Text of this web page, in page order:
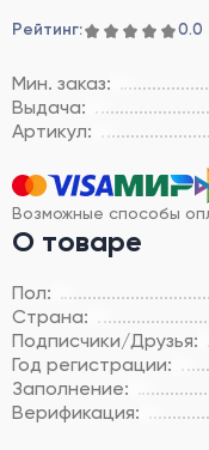
Рейтинг: 0.0
Мин. заказ:
Выдача:
Артикул:
Возможные способы
О товаре
Пол:
Страна:
Подписчики/Друзья:
Год регистрации:
Заполнение:
Верификация: